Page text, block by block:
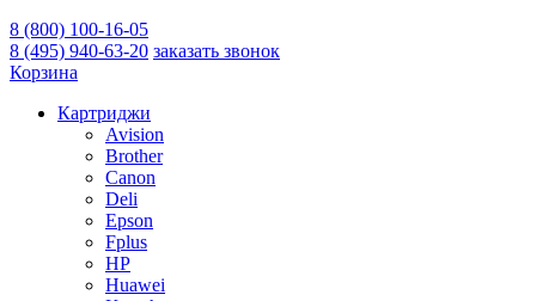
8 (800) 100-16-05
8 (495) 940-63-20 заказать звонок
Корзина
Картриджи
Avision
Brother
Canon
Deli
Epson
Fplus
HP
Huawei